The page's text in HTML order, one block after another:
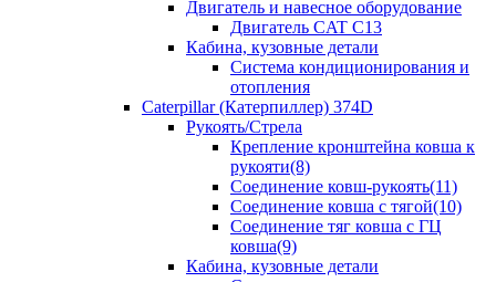
Двигатель и навесное оборудование
Двигатель CAT C13
Кабина, кузовные детали
Система кондиционирования и
отопления
Caterpillar (Катерпиллер) 374D
Рукоять/Стрела
Крепление кронштейна ковша к
рукояти(8)
Соединение ковш-рукоять(11)
Соединение ковша с тягой(10)
Соединение тяг ковша с ГЦ
ковша(9)
Кабина, кузовные детали